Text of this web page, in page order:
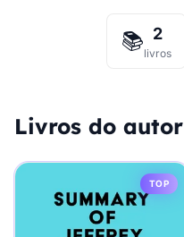
📚 2
livros
Livros do autor
TOP